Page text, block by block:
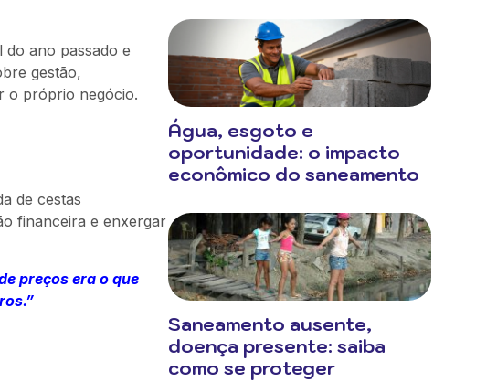
ano passado e
gestão,
o próprio negócio.
de cestas
financeira e enxergar
preços era o que
Água, esgoto e
oportunidade: o impacto
econômico do saneamento
Saneamento ausente,
doença presente: saiba
como se proteger